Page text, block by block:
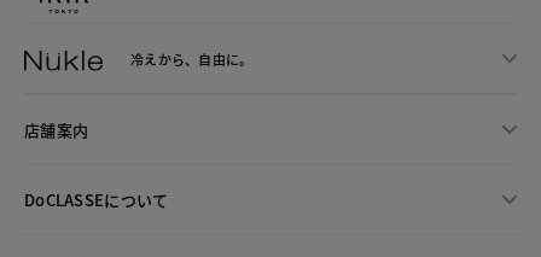
冷えから、 自由に。
店舗案内
DoCLASSEについて